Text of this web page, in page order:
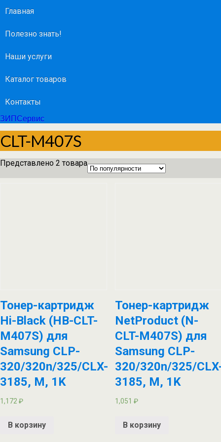
Главная
Полезно знать!
Наши услуги
Каталог товаров
Контакты
ЗИПСервис
CLT-M407S
Представлено 2 товара
Тонер-картридж
Hi-Black (HB-CLT-
M407S) для
Samsung CLP-
320/320n/325/CLX-
3185, M, 1K
1,172 ₽
В корзину
Тонер-картридж
NetProduct (N-
CLT-M407S) для
Samsung CLP-
320/320n/325/
3185, M, 1K
1,051 ₽
В корзину